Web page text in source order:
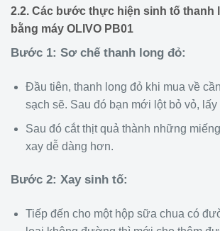
2.2. Các bước thực hiện sinh tố thanh
bằng máy OLIVO PB01
Bước 1: Sơ chế thanh long đỏ:
Đầu tiên, thanh long đỏ khi mua về
sạch sẽ. Sau đó bạn mới lột bỏ vỏ, lấy
Sau đó cắt thịt quả thành những
xay dễ dàng hơn.
Bước 2: Xay sinh tố:
Tiếp đến cho một hộp sữa chua có